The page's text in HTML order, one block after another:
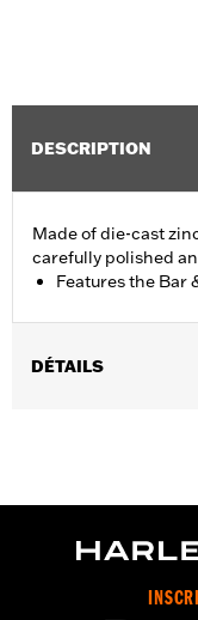
DESCRIPTION
Made of die-cast
carefully polished
Features the Bar
DÉTAILS
Material:Die-Cast
Upper
1 year